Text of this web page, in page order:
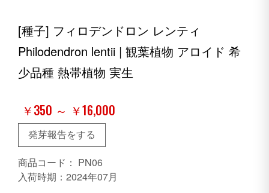
[種子] フィロデンドロン レンティ
Philodendron lentii | 観葉植物 アロイド 希
少品種 熱帯植物 実生
￥350 ～ ￥16,000
発芽報告をする
商品コード： PN06
入荷時期：2024年07月